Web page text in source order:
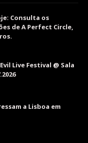
Consulta os
de A Perfect Circle,
Live Festival @ Sala
a Lisboa em